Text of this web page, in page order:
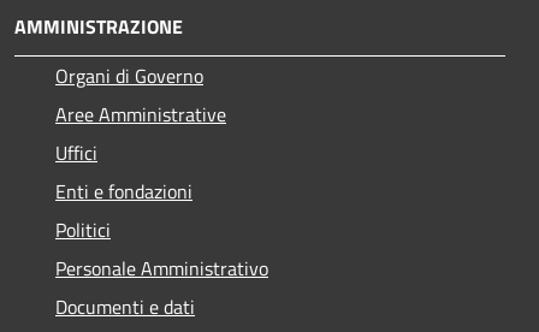
AMMINISTRAZIONE
Organi di Governo
Aree Amministrative
Uffici
Enti e fondazioni
Politici
Personale Amministrativo
Documenti e dati